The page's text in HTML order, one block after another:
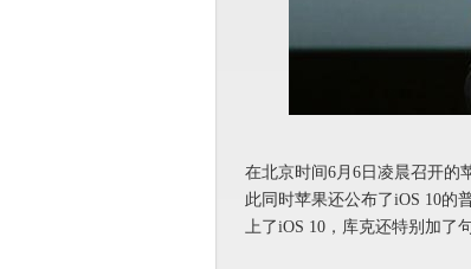
在北京时间6月6日凌晨召开的
此同时苹果还公布了iOS 10的
上了iOS 10，库克还特别加了